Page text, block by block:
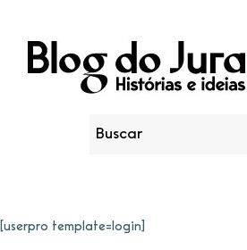
[userpro template=login]